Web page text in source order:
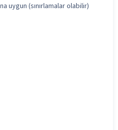
uygun (sınırlamalar olabilir)